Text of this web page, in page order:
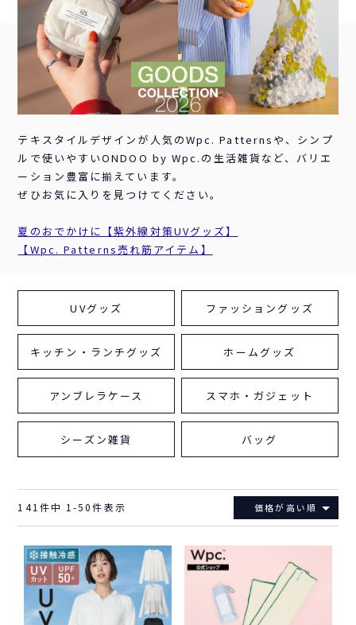
テキスタイルデザインが人気のWpc. Patternsや、シンプ
ルで使いやすいONDOO by Wpc.の生活雑貨など、バリエ
ーション豊富に揃えています。
ぜひお気に入りを見つけてください。
夏のおでかけに【紫外線対策UVグッズ】
【Wpc. Patterns売れ筋アイテム】
UVグッズ ファッショングッズ
キッチン・ランチグッズ ホームグッズ
アンブレラケース スマホ・ガジェット
シーズン雑貨 バッグ
価格が高い順
141 件中 1-50件表示